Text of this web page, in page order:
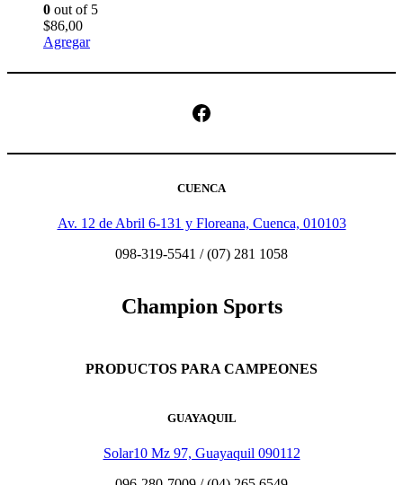
0 out of 5
$86,00
Agregar
Facebook
CUENCA
Av. 12 de Abril 6-131 y Floreana, Cuenca, 010103
098-319-5541 / (07) 281 1058
Champion Sports
PRODUCTOS PARA CAMPEONES
GUAYAQUIL
Solar10 Mz 97, Guayaquil 090112